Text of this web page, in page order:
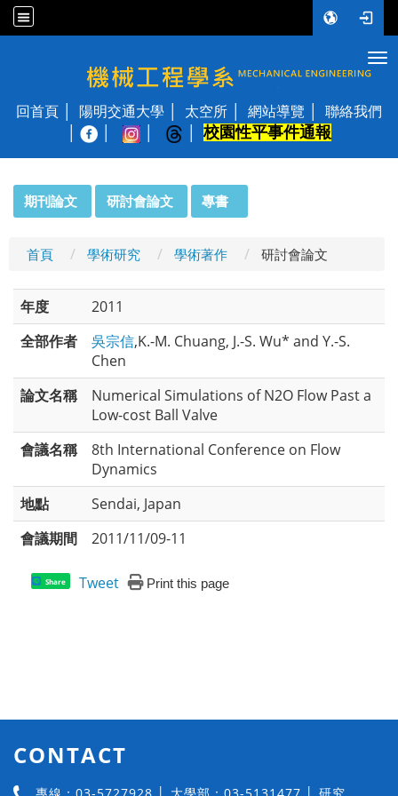
國立陽明交通大學 機械工程學系
回首頁 陽明交通大學 太空所 網站導覽
聯絡我們
校園性平事件通報
期刊論文 研討會論文 專書
首頁 學術研究 學術著作 研討會論文
年度
2011
全部作者
吳宗信,K.-M. Chuang, J.-S. Wu* and Y.-S.
Chen
論文名稱
Numerical Simulations of N2O Flow Past a
Low-cost Ball Valve
會議名稱
8th International Conference on Flow
Dynamics
地點
Sendai, Japan
會議期間
2011/11/09-11
Share Tweet Print this page
CONTACT